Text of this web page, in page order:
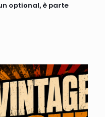
optional, è parte